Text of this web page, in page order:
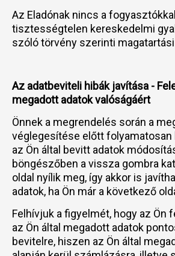
Az Eladónak nincs a
tisztességtelen kereskedelmi
szóló törvény szerinti
Az adatbeviteli hibák javítása -
megadott adatok valóságáért
Önnek a megrendelés során a
véglegesítése előtt folyamatosan
az Ön által bevitt adatok
böngészőben a vissza gombra
oldal nyílik meg, így akkor is
adatok, ha Ön már a következő
Felhívjuk a figyelmét, hogy az Ön
az Ön által megadott adatok
bevitelre, hiszen az Ön által